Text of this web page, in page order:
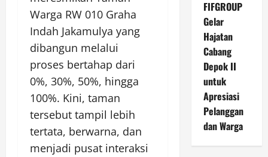
Warga RW 010 Graha
Indah Jakamulya yang
dibangun melalui
proses bertahap dari
0%, 30%, 50%, hingga
100%. Kini, taman
tersebut tampil lebih
tertata, berwarna, dan
menjadi pusat interaksi
FIFGROUP
Gelar
Hajatan
Cabang
Depok II
untuk
Apresiasi
Pelanggan
dan Warga